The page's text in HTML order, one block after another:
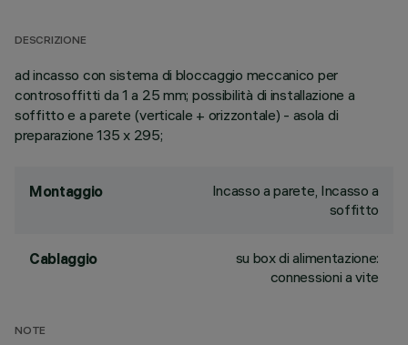
DESCRIZIONE
ad incasso con sistema di bloccaggio meccanico per
controsoffitti da 1 a 25 mm; possibilità di installazione a
soffitto e a parete (verticale + orizzontale) - asola di
preparazione 135 x 295;
Montaggio
Incasso a parete, Incasso a
soffitto
Cablaggio
su box di alimentazione:
connessioni a vite
NOTE